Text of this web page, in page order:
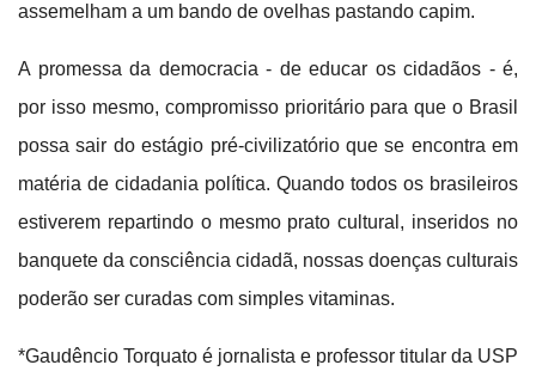
assemelham a um bando de ovelhas pastando capim.
A promessa da democracia - de educar os cidadãos - é,
por isso mesmo, compromisso prioritário para que o Brasil
possa sair do estágio pré-civilizatório que se encontra em
matéria de cidadania política. Quando todos os brasileiros
estiverem repartindo o mesmo prato cultural, inseridos no
banquete da consciência cidadã, nossas doenças culturais
poderão ser curadas com simples vitaminas.
*Gaudêncio Torquato é jornalista e professor titular da USP